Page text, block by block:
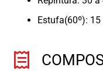
Estufa(60º):